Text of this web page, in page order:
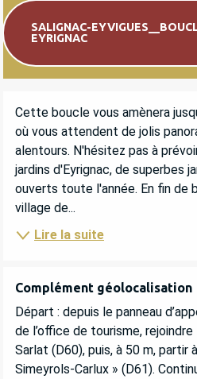
Documentation
SALIGNAC-
EYRIGNAC
DESCRIPTION
Cette boucle vous amènera
où vous attendent de jolis
alentours. N'hésitez pas à
jardins d'Eyrignac, de superbes
ouverts toute l'année. En fin de
village de...
Lire la suite
Complément géolocalisation
Complément géolocalisation
Départ : depuis le panneau
de l’office de tourisme,
Sarlat (D60), puis, à 50 m, partir
Simeyrols-Carlux » (D61).